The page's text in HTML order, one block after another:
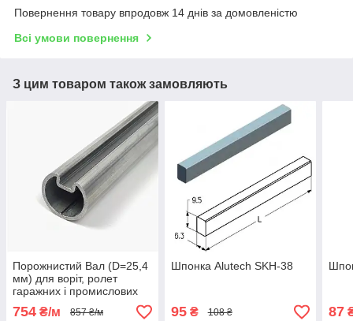
Повернення товару впродовж 14 днів за домовленістю
Всі умови повернення
З цим товаром також замовляють
Порожнистий Вал (D=25,4
мм) для воріт, ролет
гаражних і промислових
Alutech TSH-3000-2
754 ₴/м 857 ₴/м
Шпонка Alutech SKH-38
95₴ 108 ₴ 87